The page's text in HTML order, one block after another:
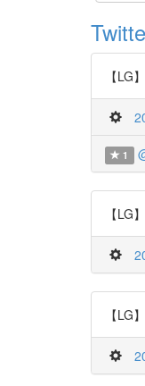
【LG
1
【LG
【LG